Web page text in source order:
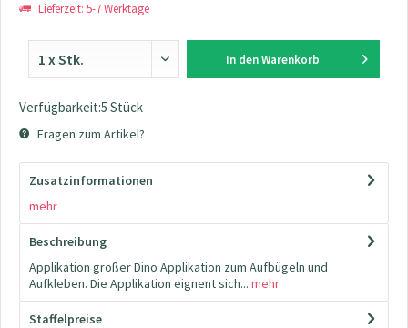
Lieferzeit: 5-7 Werktage
In den Warenkorb
Verfügbarkeit:5 Stück
Fragen zum Artikel?
Zusatzinformationen
mehr
Beschreibung
Applikation großer Dino Applikation zum Aufbügeln und
Aufkleben. Die Applikation eignent sich... mehr
Staffelpreise